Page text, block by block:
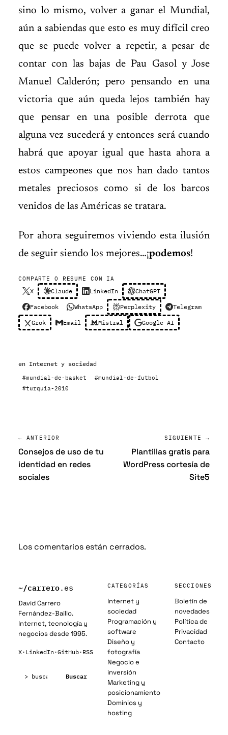
sino lo mismo, volver a ganar el Mundial,
aún a sabiendas que esto es muy difícil creo
que se puede volver a repetir, a pesar de
contar con las bajas de Pau Gasol y Jose
Manuel Calderón; pero pensando en una
victoria que aún queda lejos también hay
que pensar en una posible derrota que
alguna vez sucederá y entonces será cuando
habrá que apoyar igual que hasta ahora a
estos campeones que nos han dado tantos
metales preciosos como si de los barcos
venidos de las Américas se tratara.
Por ahora seguiremos viviendo esta ilusión
de seguir siendo los mejores…¡podemos!
COMPARTE O RESUME CON IA
X Claude LinkedIn ChatGPT
Facebook WhatsApp Perplexity Telegram
Grok Email Mistral Google AI
en Internet y sociedad
#mundial-de-basket
#mundial-de-futbol
#turquia-2010
← ANTERIOR
Consejos de uso de tu
identidad en redes
sociales
SIGUIENTE →
Plantillas gratis para
WordPress cortesía de
Site5
Los comentarios están cerrados.
~/carrero.es
David Carrero
Fernández-Baillo.
Internet, tecnología y
negocios desde 1995.
X· LinkedIn·GitHub· RSS
Buscar
CATEGORÍAS
Internet y
sociedad
Programación y
software
Diseño y
fotografía
Negocio e
inversión
Marketing y
posicionamiento
Dominios y
hosting
SECCIONES
Boletín de
novedades
Política de
Privacidad
Contacto